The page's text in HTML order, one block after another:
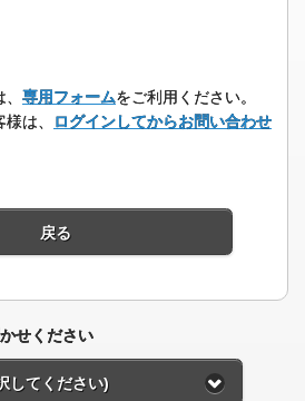
専用フォームをご利用ください。
は、
ログインしてからお問い合わせ
戻る
せください
してください)